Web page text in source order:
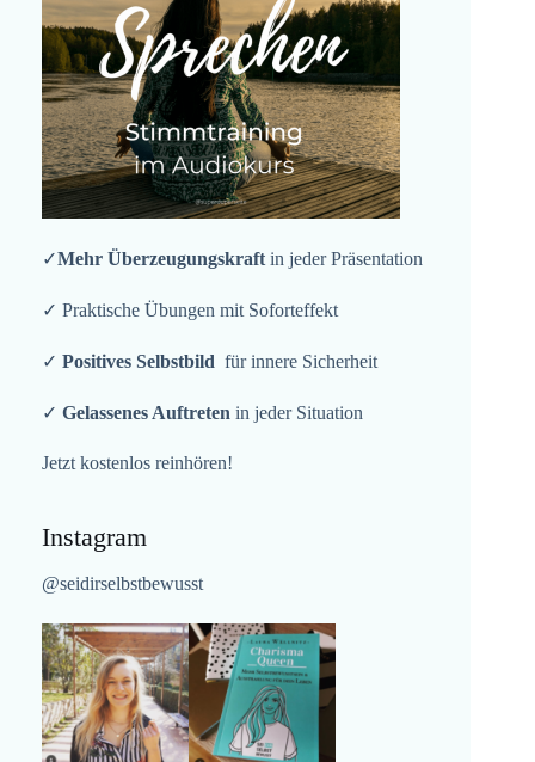
✓Mehr Überzeugungskraft in jeder Präsentation
✓ Praktische Übungen mit Soforteffekt
✓ Positives Selbstbild für innere Sicherheit
✓ Gelassenes Auftreten in jeder Situation
Jetzt kostenlos reinhören!
Instagram
@seidirselbstbewusst